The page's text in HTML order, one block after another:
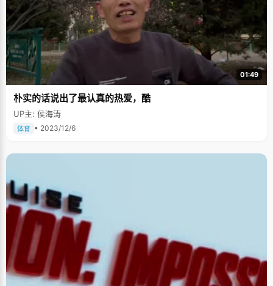
01:49
朴实的话说出了最认真的热爱，酷
UP主: 侯海涛
体育 • 2023/12/6